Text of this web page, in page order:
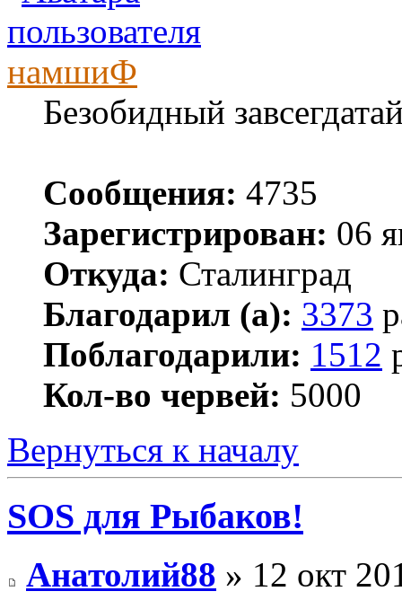
намшиФ
Безобидный
Сообщения: 4735
Зарегистрирован: 06
Откуда: Сталинград
Благодарил (а): 3373
Поблагодарили: 1512
Кол-во червей: 5000
Вернуться к началу
SOS для Рыбаков!
Анатолий88 » 12 окт